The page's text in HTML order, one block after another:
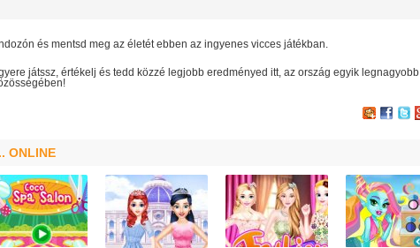
és mentsd meg az életét ebben az ingyenes vicces játékban.
játssz, értékelj és tedd közzé legjobb eredményed itt, az ország egyik legnagyobb
ONLINE